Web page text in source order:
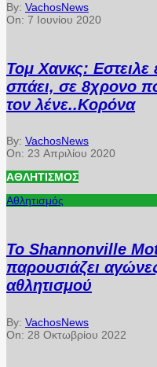
By: VachosNews
On: 7 Ιουνίου 2020
Τομ Χανκς:
σπάει, σε 8χρονο
τον λένε..Κορόνα
By: VachosNews
On: 23 Απριλίου 2020
ΑΘΛΗΤΙΣΜΌΣ
Αθλητισμός
Το Shannonville
παρουσιάζει
αθλητισμού
By: VachosNews
On: 28 Οκτωβρίου 2022